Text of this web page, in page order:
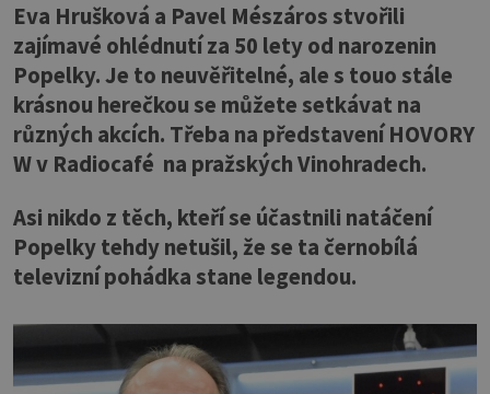
Eva Hrušková a Pavel Mészáros stvořili
zajímavé ohlédnutí za 50 lety od narozenin
Popelky. Je to neuvěřitelné, ale s touo stále
krásnou herečkou se můžete setkávat na
různých akcích. Třeba na představení HOVORY
W v Radiocafé na pražských Vinohradech.
Asi nikdo z těch, kteří se účastnili natáčení
Popelky tehdy netušil, že se ta černobílá
televizní pohádka stane legendou.